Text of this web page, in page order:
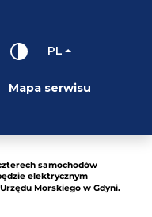
PL
Mapa serwisu